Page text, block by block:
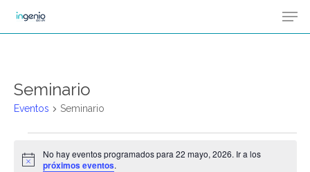
Skip
to
Seminario
Eventos Seminario
Eventos
Aviso
No hay eventos programados para 22 mayo, 2026. Ir a los
próximos eventos.
Menu